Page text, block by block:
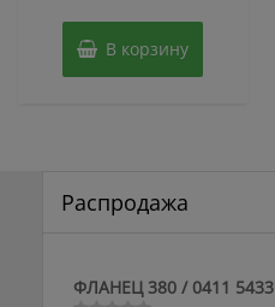
В корзину
Распродажа
ФЛАНЕЦ 380 / 0411 5433